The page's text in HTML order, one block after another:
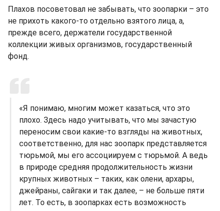
Плахов посоветовал не забывать, что зоопарки – это
не прихоть какого-то отдельно взятого лица, а,
прежде всего, держатели государственной
коллекции живых организмов, государственный
фонд.
«Я понимаю, многим может казаться, что это
плохо. Здесь надо учитывать, что мы зачастую
переносим свои какие-то взгляды на животных,
соответственно, для нас зоопарк представляется
тюрьмой, мы его ассоциируем с тюрьмой. А ведь
в природе средняя продолжительность жизни
крупных животных – таких, как олени, архары,
джейраны, сайгаки и так далее, – не больше пяти
лет. То есть, в зоопарках есть возможность